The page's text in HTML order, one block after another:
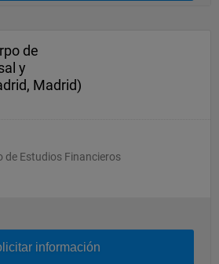
de
y
Madrid)
de Estudios Financieros
información